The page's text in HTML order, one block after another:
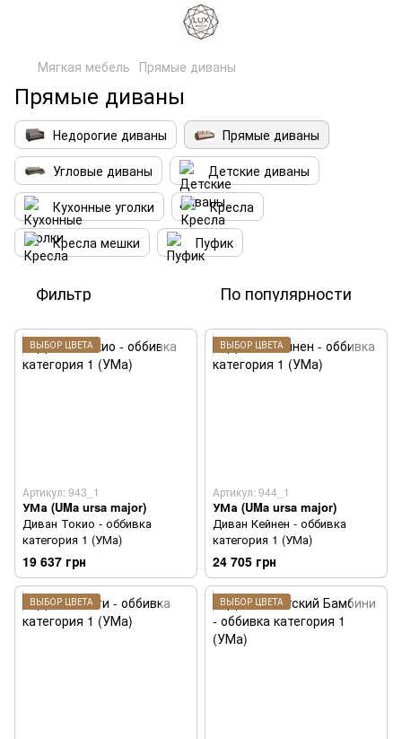
Мягкая мебель Прямые диваны
Прямые диваны
Недорогие диваны
Прямые диваны
Угловые диваны
Детские диваны
Кухонные уголки
Кресла
Кресла мешки
Пуфик
Фильтр По популярности
ВЫБОР ЦВЕТА
Артикул: 943_1
УМа (UMa ursa major)
Диван Токио - оббивка
категория 1 (УМа)
19 637 грн
ВЫБОР ЦВЕТА
Артикул: 944_1
УМа (UMa ursa major)
Диван Кейнен - оббивка
категория 1 (УМа)
24 705 грн
ВЫБОР ЦВЕТА ВЫБОР ЦВЕТА